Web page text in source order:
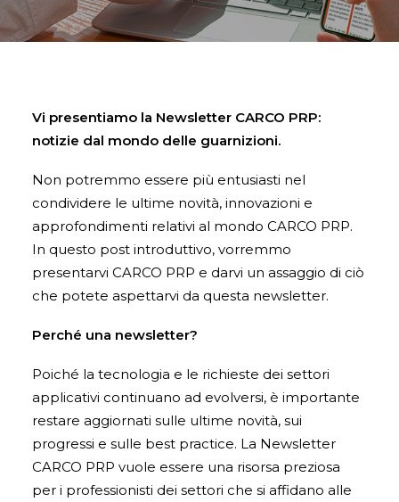
Vi presentiamo la Newsletter CARCO PRP:
notizie dal mondo delle guarnizioni.
Non potremmo essere più entusiasti nel
condividere le ultime novità, innovazioni e
approfondimenti relativi al mondo CARCO PRP.
In questo post introduttivo, vorremmo
presentarvi CARCO PRP e darvi un assaggio di ciò
che potete aspettarvi da questa newsletter.
Perché una newsletter?
Poiché la tecnologia e le richieste dei settori
applicativi continuano ad evolversi, è importante
restare aggiornati sulle ultime novità, sui
progressi e sulle best practice. La Newsletter
CARCO PRP vuole essere una risorsa preziosa
per i professionisti dei settori che si affidano alle